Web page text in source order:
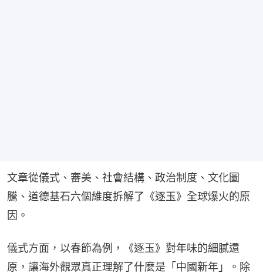
文章從儀式、審美、社會結構、政治制度、文化圖
騰、道德基石六個維度拆解了《逐玉》全球爆火的原
因。
儀式方面，以春節為例，《逐玉》對年味的細膩還
原，讓海外觀眾真正理解了什麼是「中國新年」。除